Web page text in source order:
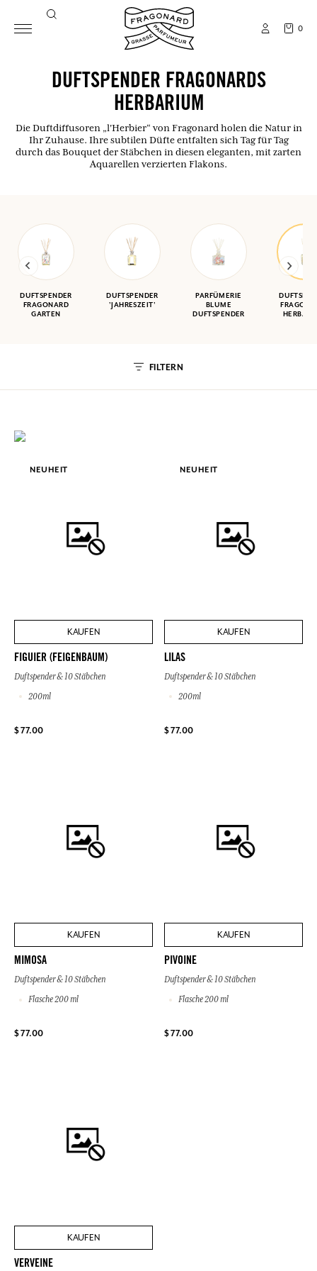
0
DUFTSPENDER FRAGONARDS
HERBARIUM
Die Duftdiffusoren „l'Herbier“ von Fragonard holen die Natur in
Ihr Zuhause. Ihre subtilen Düfte entfalten sich Tag für Tag
durch das Bouquet der Stäbchen in diesen eleganten, mit zarten
Aquarellen verzierten Flakons.
DUFTSPENDER
FRAGONARD
GARTEN
DUFTSPENDER
'JAHRESZEIT'
PARFÜMERIE
BLUME
DUFTSPENDER
FILTERN
NEUHEIT
KAUFEN
FIGUIER (FEIGENBAUM)
Duftspender & 10 Stäbchen
200ml
$ 77.00
NEUHEIT
KAUFEN
LILAS
Duftspender & 10 Stäbchen
200ml
$ 77.00
KAUFEN
MIMOSA
Duftspender & 10 Stäbchen
Flasche 200 ml
$ 77.00
KAUFEN
PIVOINE
Duftspender & 10 Stäbchen
Flasche 200 ml
$ 77.00
KAUFEN
VERVEINE